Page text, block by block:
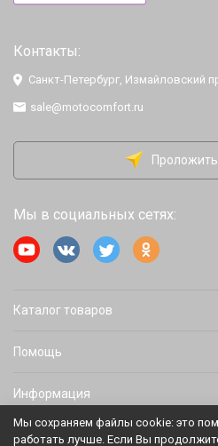
Контакты:
Санкт-Петербург, Измайловский
sale@motocomfort.ru
Мы в социальных сетях:
Каталог товаров
Помощь
Информация
Мы сохраняем файлы cookie: это
работать лучше. Если Вы